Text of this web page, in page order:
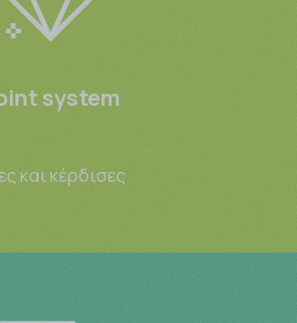
system
και κέρδισες